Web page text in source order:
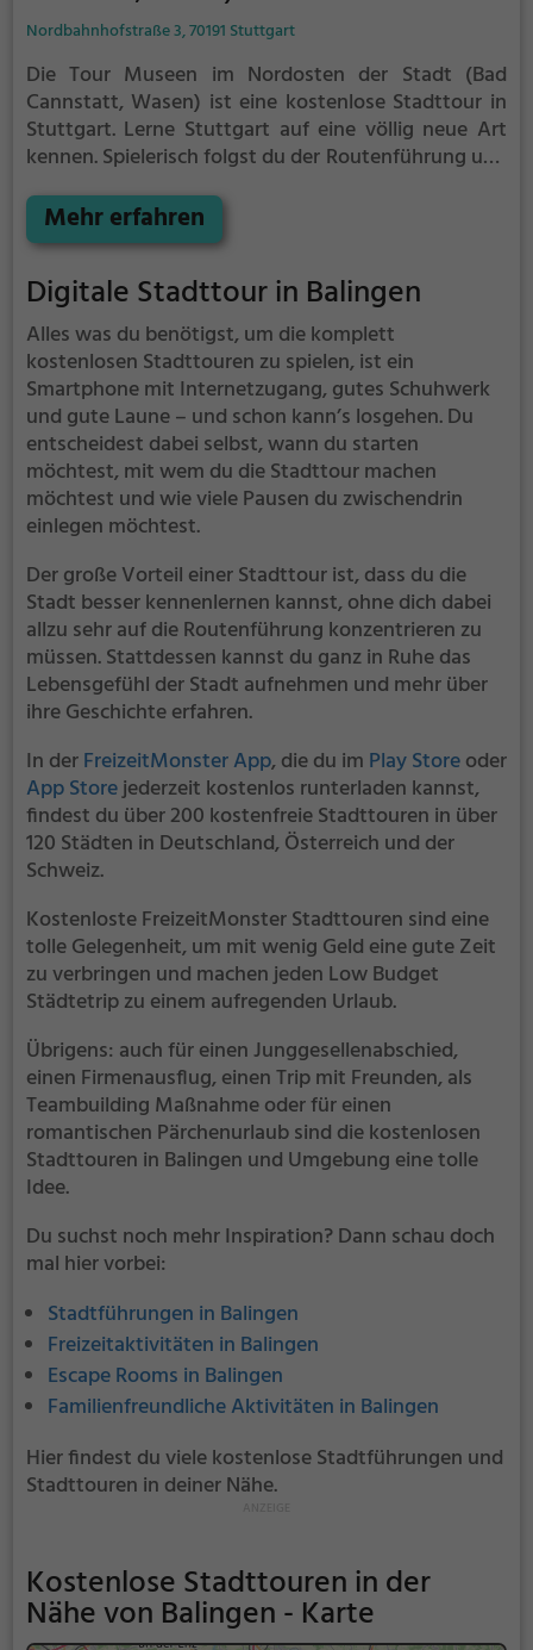
Nordbahnhofstraße 3, 70191 Stuttgart
Die Tour Museen im Nordosten der Stadt (Bad
Cannstatt, Wasen) ist eine kostenlose Stadttour in
Stuttgart. Lerne Stuttgart auf eine völlig neue Art
kennen.Spielerisch folgst du der Routenführung und
lernst viele spannende Ecken von Stuttgart kennen.
Mehr erfahren
Digitale Stadttour in Balingen
Alles was du benötigst, um die komplett
kostenlosen Stadttouren zu spielen, ist ein
Smartphone mit Internetzugang, gutes Schuhwerk
und gute Laune – und schon kann’s losgehen. Du
entscheidest dabei selbst, wann du starten
möchtest, mit wem du die Stadttour machen
möchtest und wie viele Pausen du zwischendrin
einlegen möchtest.
Der große Vorteil einer Stadttour ist, dass du die
Stadt besser kennenlernen kannst, ohne dich dabei
allzu sehr auf die Routenführung konzentrieren zu
müssen. Stattdessen kannst du ganz in Ruhe das
Lebensgefühl der Stadt aufnehmen und mehr über
ihre Geschichte erfahren.
In derFreizeitMonster App, die du im Play Storeoder
App Storejederzeit kostenlos runterladen kannst,
findest du über 200 kostenfreie Stadttouren in über
120 Städten in Deutschland, Österreich und der
Schweiz.
Kostenloste FreizeitMonster Stadttouren sind eine
tolle Gelegenheit, um mit wenig Geld eine gute Zeit
zu verbringen und machen jeden Low Budget
Städtetrip zu einem aufregenden Urlaub.
Übrigens: auch für einen Junggesellenabschied,
einen Firmenausflug, einen Trip mit Freunden, als
Teambuilding Maßnahme oder für einen
romantischen Pärchenurlaub sind die kostenlosen
Stadttouren in Balingen und Umgebung eine tolle
Idee.
Du suchst noch mehr Inspiration? Dann schau doch
mal hier vorbei:
Stadtführungen in Balingen
Freizeitaktivitäten in Balingen
Escape Rooms in Balingen
Familienfreundliche Aktivitäten in Balingen
Hier findest du viele kostenlose Stadtführungen und
Stadttouren in deiner Nähe.
Kostenlose Stadttouren in der
Nähe von Balingen - Karte